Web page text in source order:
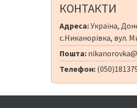
КОНТАКТИ
Адреса:Україна,
с.Никанорівка, вул.
Пошта:
Телефон: